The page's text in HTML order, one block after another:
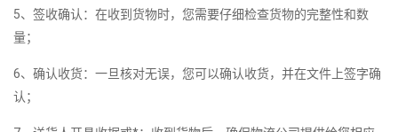
5、签收确认：在收到货物时，您需要仔细检查货物的完整性和数
量；
6、确认收货：一旦核对无误，您可以确认收货，并在文件上签字确
认；